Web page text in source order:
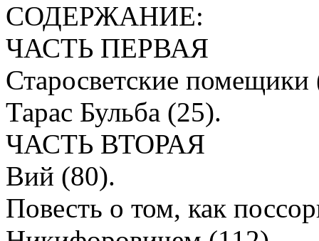
СОДЕРЖАНИЕ:
ЧАСТЬ ПЕРВАЯ
Старосветские помещики
Тарас Бульба (25).
ЧАСТЬ ВТОРАЯ
Вий (80).
Повесть о том, как